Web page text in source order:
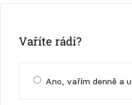
Vaříte rádi?
Ano, vařím denně a